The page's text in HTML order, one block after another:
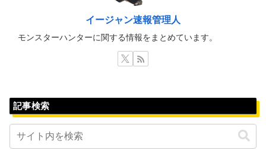
イージャン速報管理人
モンスターハンターに関する情報をまとめています。
記事検索